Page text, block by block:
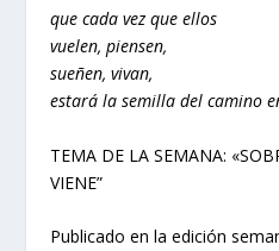
que cada vez que ellos
vuelen, piensen,
sueñen, vivan,
estará la semilla del camino
TEMA DE LA SEMANA:
VIENE”
Publicado en la edición